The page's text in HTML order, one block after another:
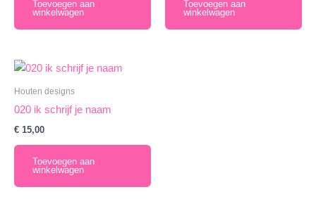
Toevoegen aan
winkelwagen
Toevoegen aan
winkelwagen
Houten designs
020 ik schrijf je naam
€ 15,00
Toevoegen aan
winkelwagen